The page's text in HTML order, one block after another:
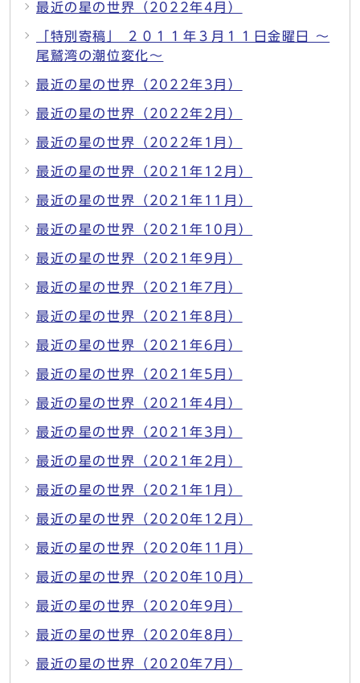
最近の星の世界（2022年4月）
「特別寄稿」 ２０１１年３月１１日金曜日 ～
尾鷲湾の潮位変化～
最近の星の世界（2022年3月）
最近の星の世界（2022年2月）
最近の星の世界（2022年1月）
最近の星の世界（2021年12月）
最近の星の世界（2021年11月）
最近の星の世界（2021年10月）
最近の星の世界（2021年9月）
最近の星の世界（2021年7月）
最近の星の世界（2021年8月）
最近の星の世界（2021年6月）
最近の星の世界（2021年5月）
最近の星の世界（2021年4月）
最近の星の世界（2021年3月）
最近の星の世界（2021年2月）
最近の星の世界（2021年1月）
最近の星の世界（2020年12月）
最近の星の世界（2020年11月）
最近の星の世界（2020年10月）
最近の星の世界（2020年9月）
最近の星の世界（2020年8月）
最近の星の世界（2020年7月）